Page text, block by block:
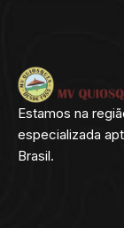
Estamos na
especializada
Brasil.